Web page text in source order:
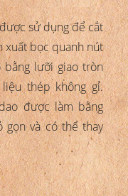
sử dụng để cắt
xuất bọc quanh nút
bằng lưỡi giao tròn
thép không gỉ.
được làm bằng
và có thể thay